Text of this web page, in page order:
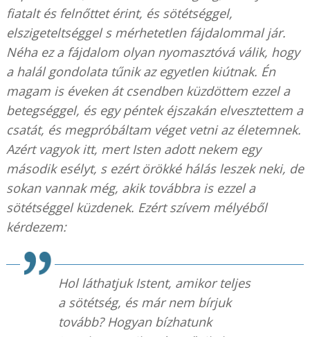
fiatalt és felnőttet érint, és sötétséggel,
elszigeteltséggel s mérhetetlen fájdalommal jár.
Néha ez a fájdalom olyan nyomasztóvá válik, hogy
a halál gondolata tűnik az egyetlen kiútnak. Én
magam is éveken át csendben küzdöttem ezzel a
betegséggel, és egy péntek éjszakán elvesztettem a
csatát, és megpróbáltam véget vetni az életemnek.
Azért vagyok itt, mert Isten adott nekem egy
második esélyt, s ezért örökké hálás leszek neki, de
sokan vannak még, akik továbbra is ezzel a
sötétséggel küzdenek. Ezért szívem mélyéből
kérdezem:
Hol láthatjuk Istent, amikor teljes
a sötétség, és már nem bírjuk
tovább? Hogyan bízhatunk